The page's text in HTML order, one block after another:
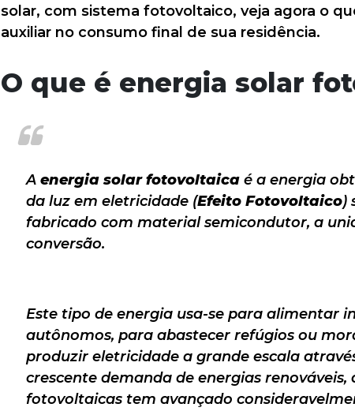
solar, com sistema fotovoltaico, veja agora o
auxiliar no consumo final de sua residência.
O que é energia solar
A energia solar fotovoltaica é a energia
da luz em eletricidade (Efeito Fotovoltaico)
fabricado com material semicondutor, a
conversão.
Este tipo de energia usa-se para alimentar
autônomos, para abastecer refúgios ou
produzir eletricidade a grande escala
crescente demanda de energias
fotovoltaicas tem avançado